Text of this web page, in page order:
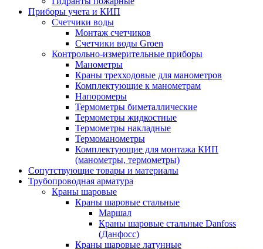
Приборы учета и КИП
Счетчики воды
Монтаж счетчиков
Счетчики воды Groen
Контрольно-измерительные приборы
Манометры
Краны трехходовые для манометров
Комплектующие к манометрам
Напоромеры
Термометры биметаллические
Термометры жидкостные
Термометры накладные
Термоманометры
Комплектующие для монтажа КИП
(манометры, термометры)
Сопутствующие товары и материалы
Трубопроводная арматура
Краны шаровые
Краны шаровые стальные
Маршал
Краны шаровые стальные Danfoss
(Данфосс)
Краны шаровые латунные